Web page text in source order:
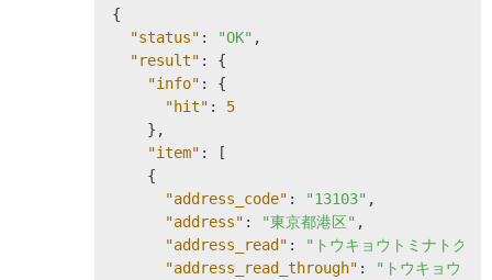
{
"status" : "OK" ,
"result" : {
"info" : {
"hit" : 5
    },
"item" : [
    {
"address_code" : "13103" ,
"address" : "東京都港区" ,
"address_read" : "トウキョウトミナトク"
"address_read_through" :
"トウキョウト